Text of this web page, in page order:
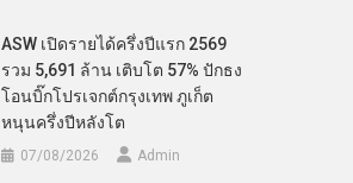
ASW เปิดรายได้ครึ่งปีแรก 2569
รวม 5,691 ล้าน เติบโต 57% ปักธง
โอนบิ๊กโปรเจกต์กรุงเทพ ภูเก็ต
หนุนครึ่งปีหลังโต
07/08/2026 Admin